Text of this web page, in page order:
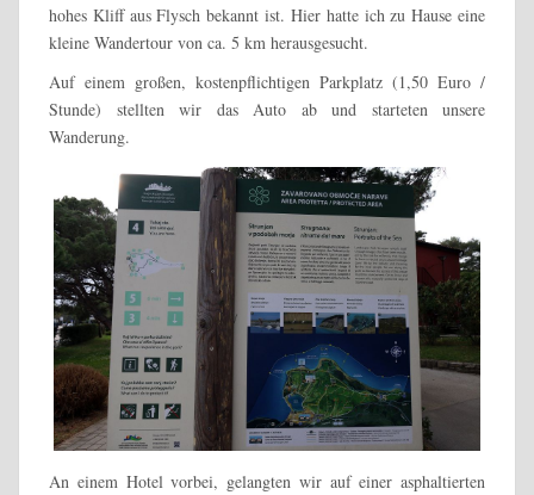
hohes Kliff aus Flysch bekannt ist. Hier hatte ich zu Hause eine
kleine Wandertour von ca. 5 km herausgesucht.
Auf einem großen, kostenpflichtigen Parkplatz (1,50 Euro /
Stunde) stellten wir das Auto ab und starteten unsere
Wanderung.
An einem Hotel vorbei, gelangten wir auf einer asphaltierten